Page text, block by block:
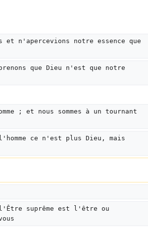
n'apercevions notre essence que
que Dieu n'est que notre
; et nous sommes à un tournant
ce n'est plus Dieu, mais
suprême est l'être ou